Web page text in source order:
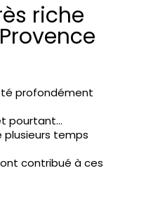
riche
profondément
pourtant…
plusieurs temps
contribué à ces